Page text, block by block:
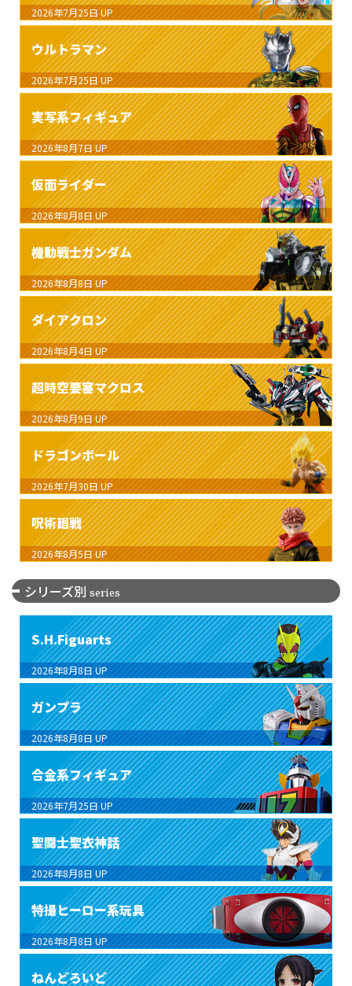
2026年7月25日 UP
ウルトラマン
2026年7月25日 UP
実写系フィギュア
2026年8月7日 UP
仮面ライダー
2026年8月8日 UP
機動戦士ガンダム
2026年8月8日 UP
ダイアクロン
2026年8月4日 UP
超時空要塞マクロス
2026年8月9日 UP
ドラゴンボール
2026年7月30日 UP
呪術廻戦
2026年8月5日 UP
シリーズ別 series
S.H.Figuarts
2026年8月8日 UP
ガンプラ
2026年8月8日 UP
合金系フィギュア
2026年7月25日 UP
聖闘士聖衣神話
2026年8月8日 UP
特撮ヒーロー系玩具
2026年8月8日 UP
ねんどろいど